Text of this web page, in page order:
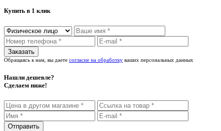
Купить в 1 клик
Обращаясь к нам, вы даете согласие на обработку ваших персональных данных
Нашли дешевле?
Сделаем ниже!